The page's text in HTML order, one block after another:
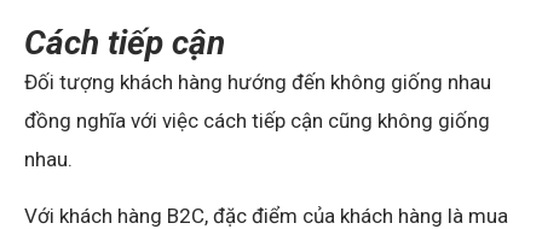
Cách tiếp cận
Đối tượng khách hàng hướng đến không giống nhau
đồng nghĩa với việc cách tiếp cận cũng không giống
nhau.
Với khách hàng B2C, đặc điểm của khách hàng là mua